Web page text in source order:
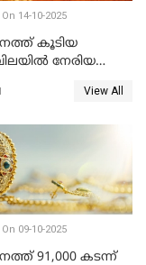
14-10-2025
കൂടിയ
നേരിയ
View All
09-10-2025
91,000 കടന്ന്